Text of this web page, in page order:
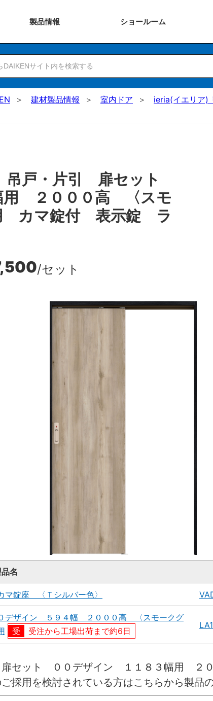
製品情報 ショールーム
建材製品情報 室内ドア
ieria(イエリア)
戸・片引 扉セット
用 ２０００高 〈スモ
カマ錠付 表示錠 ラ
/セット
名
錠座 〈Ｔシルバー色〉
ザイン ５９４幅 ２０００高 〈スモークグ
受注から工場出荷まで約6日
セット ００デザイン １１８３幅用 ２
用を検討されている方はこちらから製品